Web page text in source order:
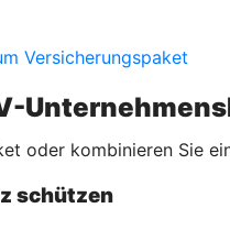
Versicherungspaket
oder kombinieren Sie
schützen